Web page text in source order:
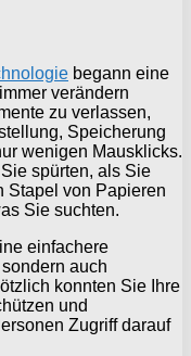
begann eine
verändern
zu verlassen,
Speicherung
wenigen Mausklicks.
spürten, als Sie
Stapel von Papieren
Sie suchten.
einfachere
auch
konnten Sie Ihre
und
Zugriff darauf